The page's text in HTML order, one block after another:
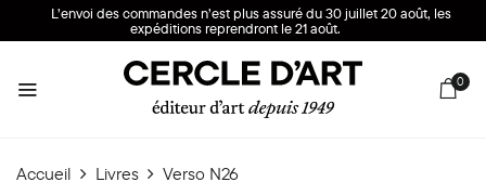
L’envoi des commandes n’est plus assuré du 30 juillet 20 août, les
expéditions reprendront le 21 août.
0
Accueil Livres Verso N26